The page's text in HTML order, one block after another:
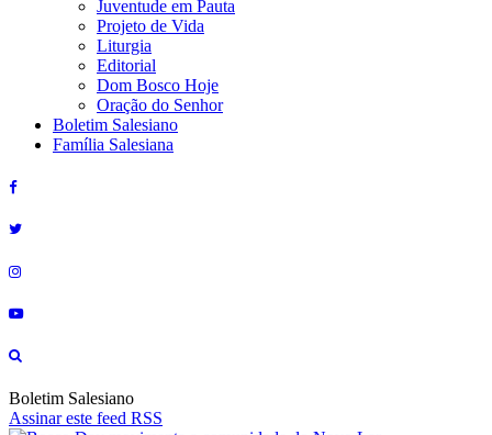
Juventude em Pauta
Projeto de Vida
Liturgia
Editorial
Dom Bosco Hoje
Oração do Senhor
Boletim Salesiano
Família Salesiana
Boletim Salesiano
Assinar este feed RSS